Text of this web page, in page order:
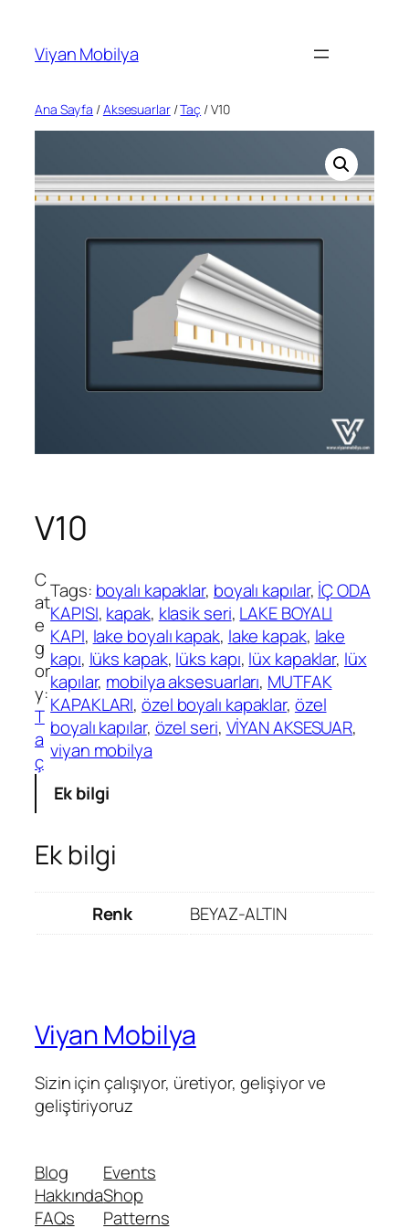
Viyan Mobilya
Ana Sayfa /Aksesuarlar/Taç / V10
V10
C
at
e
g
or
y:
T
a
ç
Tags: boyalı kapaklar, boyalı kapılar, İÇ ODA
KAPISI, kapak, klasik seri, LAKE BOYALI
KAPI, lake boyalı kapak, lake kapak, lake
kapı, lüks kapak, lüks kapı, lüx kapaklar, lüx
kapılar, mobilya aksesuarları, MUTFAK
KAPAKLARI, özel boyalı kapaklar, özel
boyalı kapılar, özel seri, VİYAN AKSESUAR
viyan mobilya
Ek bilgi
Ek bilgi
Renk BEYAZ-ALTIN
Viyan Mobilya
Sizin için çalışıyor, üretiyor, gelişiyor ve
geliştiriyoruz
Blog
Hakkında
FAQs
Events
Shop
Patterns